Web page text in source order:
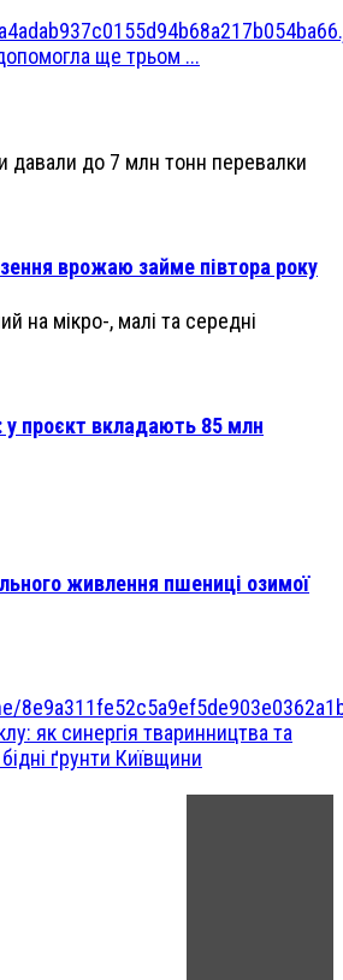
ще трьом ...
врожаю займе півтора року
проєкт вкладають 85 млн
живлення пшениці озимої
як синергія тваринництва та
ґрунти Київщини